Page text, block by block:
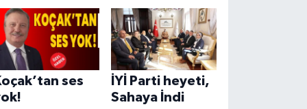
ses
İYİ Parti heyeti,
Sahaya İndi